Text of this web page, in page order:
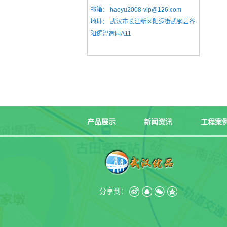
邮箱：
haoyu2008-vip@126.com
地址： 武汉市长江新区阳逻街武钢云谷·
阳逻智造园A11
分享到：
产品展示 新闻资讯 工程案